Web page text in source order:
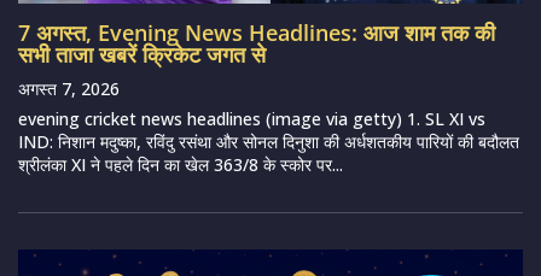
7 अगस्त, Evening News Headlines: आज शाम तक की
सभी ताजा खबरें क्रिकेट जगत से
अगस्त 7, 2026
evening cricket news headlines (image via getty) 1. SL XI vs
IND: निशान मदुष्का, रविंदु रसंथा और सोनल दिनुशा की अर्धशतकीय पारियों की बदौलत
श्रीलंका XI ने पहले दिन का खेल 363/8 के स्कोर पर...